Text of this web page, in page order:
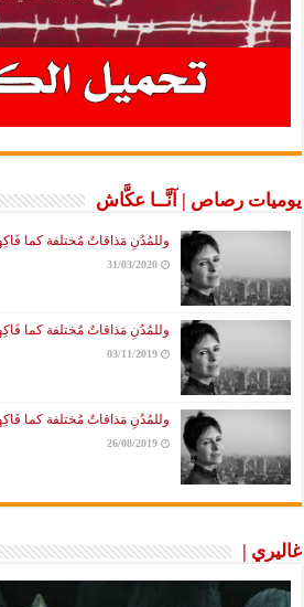
يوميات رصاص | آنَّــا عكَّاش
وللمُدُنِ مَذاقاتٌ مُختلفة كما
31/03/2020
وللمُدُنِ مَذاقاتٌ مُختلفة كما
03/11/2019
وللمُدُنِ مَذاقاتٌ مُختلفة كما
26/08/2019
غاليري |